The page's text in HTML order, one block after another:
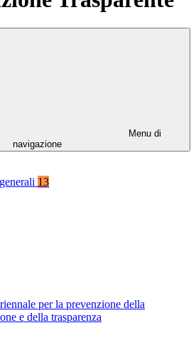
Menu di
navigazione
13
per la prevenzione della
e della trasparenza